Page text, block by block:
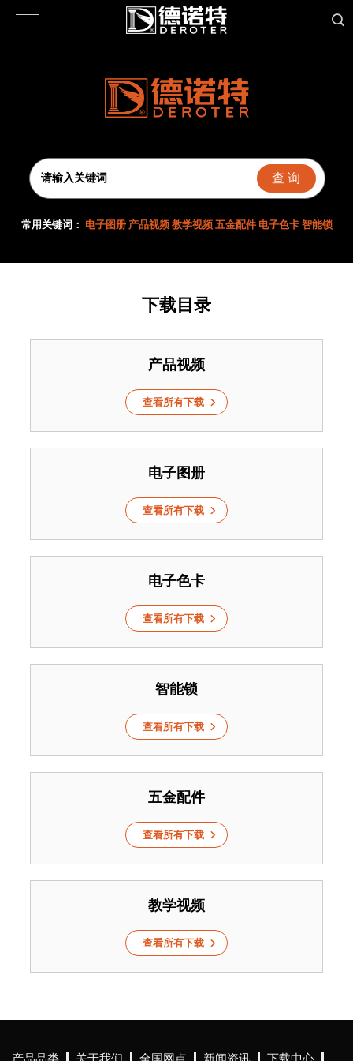
查 询
常用关键词： 电子图册 产品视频 教学视频 五金配件 电子色卡 智能锁
下载目录
产品视频
查看所有下载
电子图册
查看所有下载
电子色卡
查看所有下载
智能锁
查看所有下载
五金配件
查看所有下载
教学视频
查看所有下载